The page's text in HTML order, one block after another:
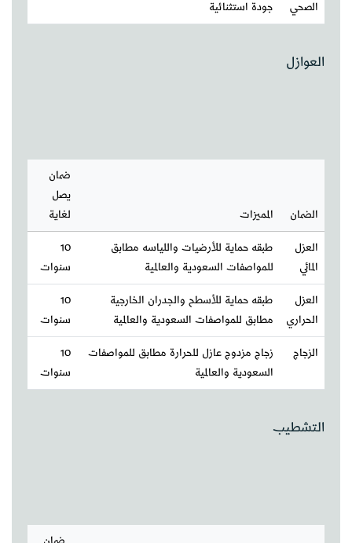
الصحي
جودة استثنائية
العوازل
الضمان المميزات
ضمان
يصل
لغاية
العزل
المائي
طبقه حماية للأرضيات واللياسه مطابق
للمواصفات السعودية والعالمية
10
سنوات
العزل
الحراري
طبقه حماية للأسطح والجدران الخارجية
مطابق للمواصفات السعودية والعالمية
10
سنوات
الزجاج
زجاج مزدوج عازل للحرارة مطابق للمواصفات
السعودية والعالمية
10
سنوات
التشطيب